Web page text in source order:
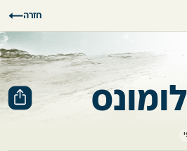
חזרה